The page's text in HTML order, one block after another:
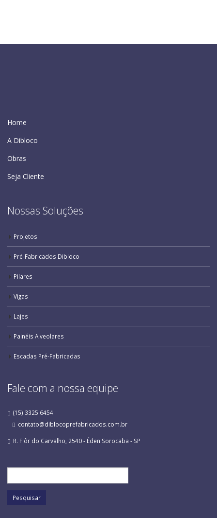
Home
A Dibloco
Obras
Seja Cliente
Nossas Soluções
Projetos
Pré-Fabricados Dibloco
Pilares
Vigas
Lajes
Painéis Alveolares
Escadas Pré-Fabricadas
Fale com a nossa equipe
(15) 3325.6454
contato@diblocoprefabricados.com.br
R. Flôr do Carvalho, 2540 - Éden Sorocaba - SP